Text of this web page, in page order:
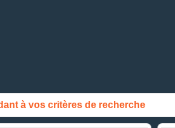
à vos critères de recherche